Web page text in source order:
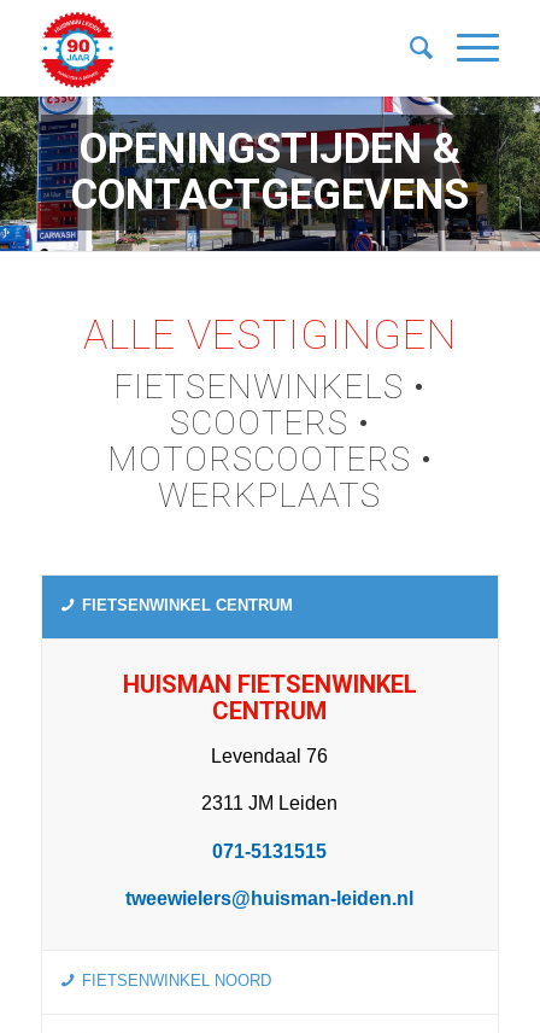
OPENINGSTIJDEN &
CONTACTGEGEVENS
ALLE VESTIGINGEN
FIETSENWINKELS •
SCOOTERS •
MOTORSCOOTERS •
WERKPLAATS
FIETSENWINKEL CENTRUM
HUISMAN FIETSENWINKEL
CENTRUM
Levendaal 76
2311 JM Leiden
071-5131515
tweewielers@huisman-leiden.nl
FIETSENWINKEL NOORD